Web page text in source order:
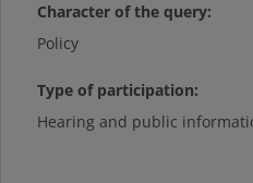
Character of the query:
Policy
Type of participation:
Hearing and public